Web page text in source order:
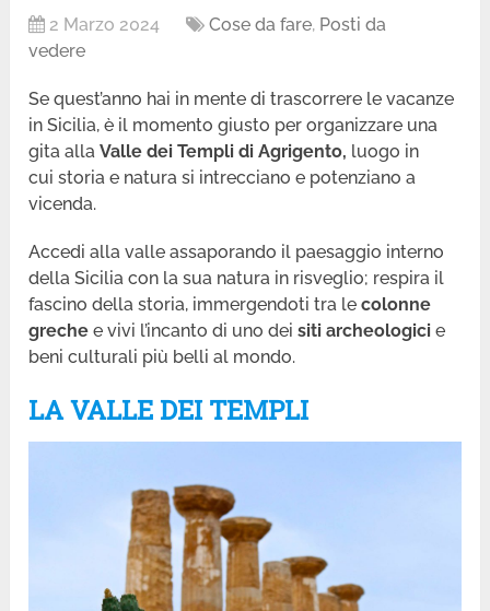
2 Marzo 2024 Cose da fare, Posti da
vedere
Se quest’anno hai in mente di trascorrere le vacanze
in Sicilia, è il momento giusto per organizzare una
gita allaValle dei Templi di Agrigento, luogo in
cui storia e natura si intrecciano e potenziano a
vicenda.
Accedi alla valle assaporando il paesaggio interno
della Sicilia con la sua natura in risveglio; respira il
fascino della storia, immergendoti tra lecolonne
grechee vivi l’incanto di uno deisiti archeologici e
beni culturali più belli al mondo.
LA VALLE DEI TEMPLI